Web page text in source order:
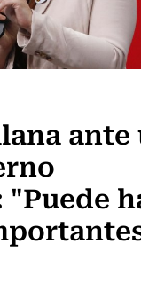
ante